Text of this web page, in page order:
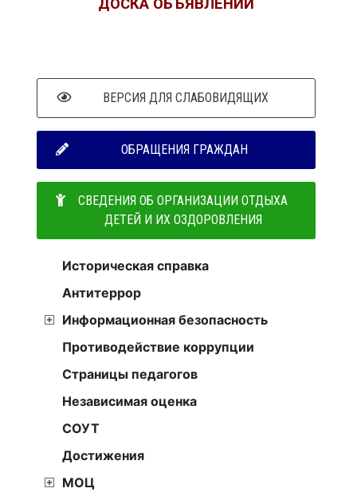
ДОСКА ОБЪЯВЛЕНИЙ
ВЕРСИЯ ДЛЯ СЛАБОВИДЯЩИХ
ОБРАЩЕНИЯ ГРАЖДАН
СВЕДЕНИЯ ОБ ОРГАНИЗАЦИИ ОТДЫХА
ДЕТЕЙ И ИХ ОЗДОРОВЛЕНИЯ
Историческая справка
Антитеррор
Информационная безопасность
Противодействие коррупции
Страницы педагогов
Независимая оценка
СОУТ
Достижения
МОЦ